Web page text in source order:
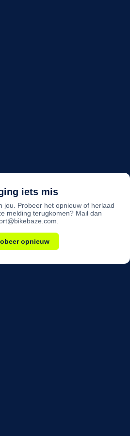
iets mis
jou. Probeer het opnieuw of herlaad
melding terugkomen? Mail dan
opnieuw